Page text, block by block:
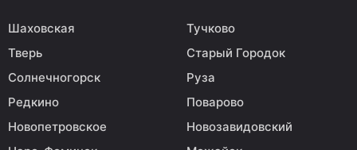
Шаховская
Тучково
Тверь
Старый Городок
Солнечногорск
Руза
Редкино
Поварово
Новопетровское
Новозавидовский